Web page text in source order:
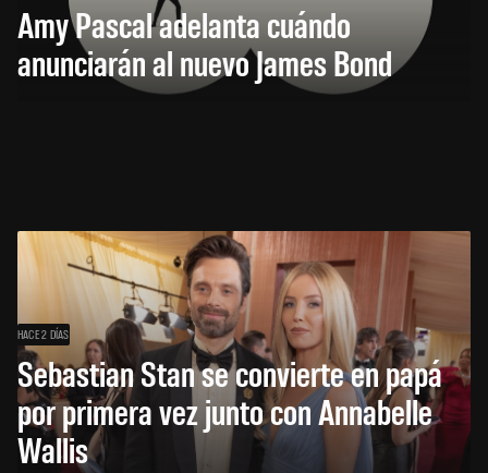
Amy Pascal adelanta cuándo
anunciarán al nuevo James Bond
HACE 2 DÍAS
Sebastian Stan se convierte en papá
por primera vez junto con Annabelle
Wallis